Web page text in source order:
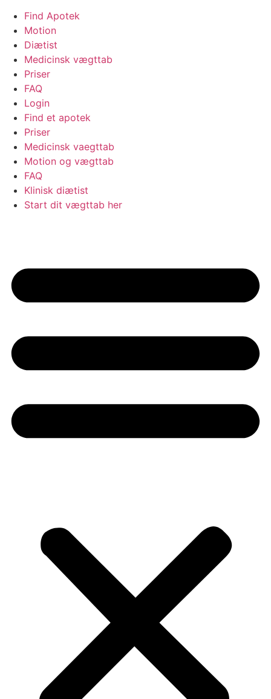
Find Apotek
Motion
Diætist
Medicinsk vægttab
Priser
FAQ
Login
Find et apotek
Priser
Medicinsk vaegttab
Motion og vægttab
FAQ
Klinisk diætist
Start dit vægttab her